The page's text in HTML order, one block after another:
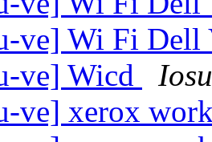
ve] Wi Fi Dell
ve] Wicd
ve] xerox